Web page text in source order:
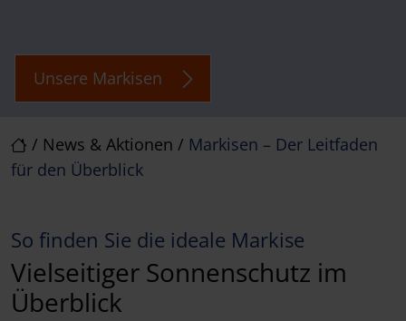
/ News & Aktionen / Markisen – Der Leitfaden
für den Überblick
Unsere Markisen
So finden Sie die ideale Markise
Vielseitiger Sonnenschutz im
Überblick